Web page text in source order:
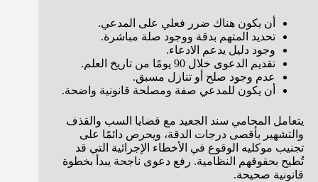
أن يكون هناك ضرر فعلي على المدعي.
تحديد المتهم بدقة ووجود صلة مباشرة.
وجود دليل يدعم الادعاء.
تقديم الدعوى خلال 90 يومًا من تاريخ العلم.
عدم وجود صلح أو تنازل مسبق.
أن يكون للمدعي صفة ومصلحة قانونية واضحة.
يتعامل المحامي سند الجعيد مع قضايا السب والقذف
والتشهير بأقصى درجات الدقة، ويحرص دائمًا على
تجنيب موكليه الوقوع في الأخطاء الإجرائية التي قد
تُطيح بحقوقهم النظامية. رفع دعوى ناجحة يبدأ بخطوة
قانونية صحيحة.